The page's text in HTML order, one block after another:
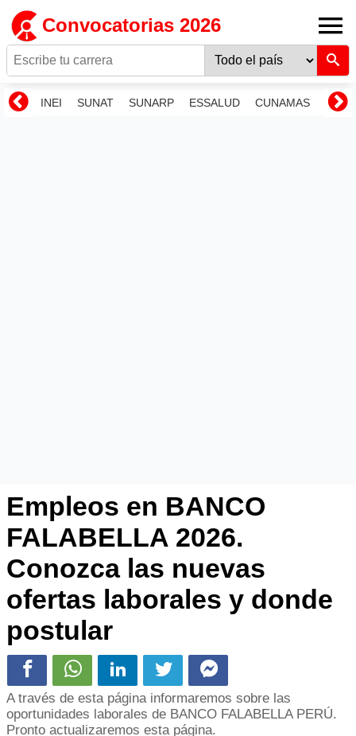
Convocatorias 2026
INEI SUNAT SUNARP ESSALUD CUNAMAS
Empleos en BANCO
FALABELLA 2026.
Conozca las nuevas
ofertas laborales y donde
postular
A través de esta página informaremos sobre las
oportunidades laborales de BANCO FALABELLA PERÚ.
Pronto actualizaremos esta página.